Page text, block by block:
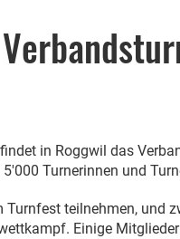
in Roggwil das
Turnerinnen und
Turnfest teilnehmen, und
Einige